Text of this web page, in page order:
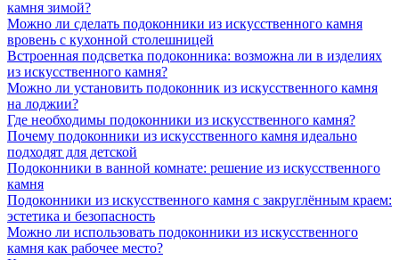
камня зимой?
Можно ли сделать подоконники из искусственного камня
вровень с кухонной столешницей
Встроенная подсветка подоконника: возможна ли в изделиях
из искусственного камня?
Можно ли установить подоконник из искусственного камня
на лоджии?
Где необходимы подоконники из искусственного камня?
Почему подоконники из искусственного камня идеально
подходят для детской
Подоконники в ванной комнате: решение из искусственного
камня
Подоконники из искусственного камня с закруглённым краем:
эстетика и безопасность
Можно ли использовать подоконники из искусственного
камня как рабочее место?